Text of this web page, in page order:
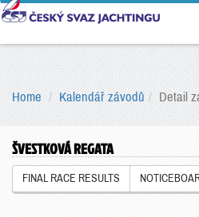
Home Kalendář závodů Detail
ŠVESTKOVÁ REGATA
FINAL RACE RESULTS